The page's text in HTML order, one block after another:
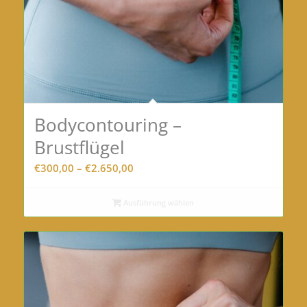
Bodycontouring –
Brustflügel
€300,00 – €2.650,00Preisspanne:
€2.650,00